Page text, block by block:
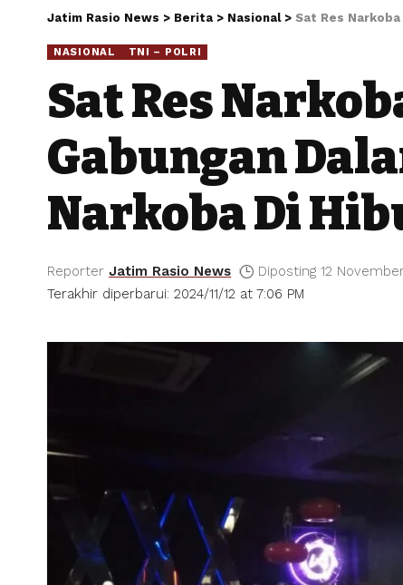
Jatim Rasio News > Berita > Nasional> Sat Res
NASIONAL TNI – POLRI
Sat Res
Gabungan
Narkoba Di
Terakhir diperbarui: 2024/11/12 at 7:06 PM
Reporter Jatim Rasio News Diposting 12